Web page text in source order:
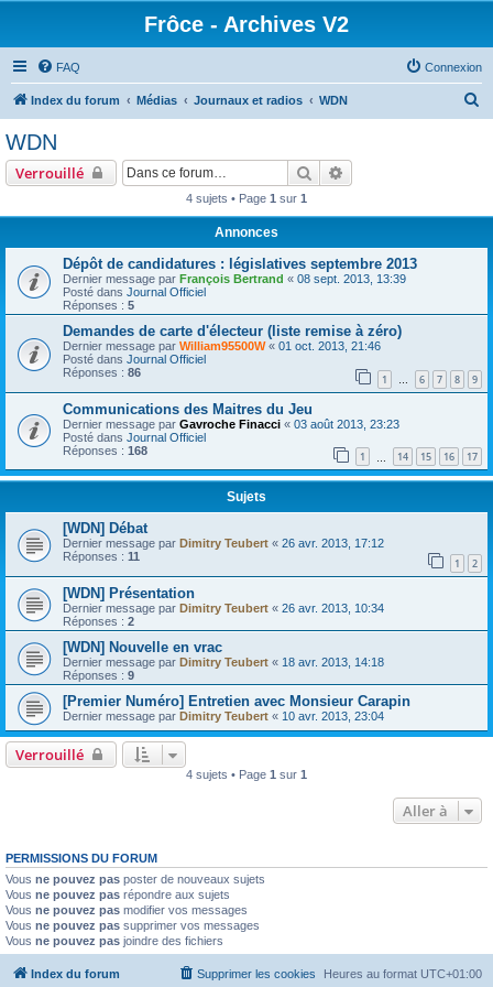
Frôce - Archives V2
FAQ Connexion
Index du forum Médias Journaux et radios WDN
WDN
Verrouillé Rechercher
4 sujets • Page 1 sur 1
Annonces
Dépôt de candidatures : législatives septembre 2013
Dernier message par François Bertrand « 08 sept. 2013, 13:39
Posté dans Journal Officiel
Réponses : 5
Demandes de carte d'électeur (liste remise à zéro)
Dernier message par William95500W« 01 oct. 2013, 21:46
Posté dans Journal Officiel
Réponses : 86 1 … 6 7 8 9
Communications des Maitres du Jeu
Dernier message par Gavroche Finacci « 03 août 2013, 23:23
Posté dans Journal Officiel
Réponses : 168 1 14 15 16 17
Sujets
[WDN] Débat
Dernier message par Dimitry Teubert « 26 avr. 2013, 17:12
Réponses : 11 1 2
[WDN] Présentation
Dernier message par Dimitry Teubert « 26 avr. 2013, 10:34
Réponses : 2
[WDN] Nouvelle en vrac
Dernier message par Dimitry Teubert « 18 avr. 2013, 14:18
Réponses : 9
[Premier Numéro] Entretien avec Monsieur Carapin
Dernier message par Dimitry Teubert « 10 avr. 2013, 23:04
Verrouillé
4 sujets • Page 1 sur 1
Aller à
PERMISSIONS DU FORUM
Vous ne pouvez pas poster de nouveaux sujets
Vous ne pouvez pas répondre aux sujets
Vous ne pouvez pas modifier vos messages
Vous ne pouvez pas supprimer vos messages
Vous ne pouvez pas joindre des fichiers
Index du forum Heures au format UTC+01:00
Supprimer les cookies